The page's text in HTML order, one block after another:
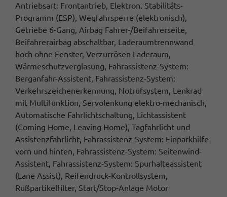
Antriebsart: Frontantrieb, Elektron. Stabilitäts-
Programm (ESP), Wegfahrsperre (elektronisch),
Getriebe 6-Gang, Airbag Fahrer-/Beifahrerseite,
Beifahrerairbag abschaltbar, Laderaumtrennwand
hoch ohne Fenster, Verzurrösen Laderaum,
Wärmeschutzverglasung, Fahrassistenz-System:
Berganfahr-Assistent, Fahrassistenz-System:
Verkehrszeichenerkennung, Notrufsystem, Lenkrad
mit Multifunktion, Servolenkung elektro-mechanisch,
Automatische Fahrlichtschaltung, Lichtassistent
(Coming Home, Leaving Home), Tagfahrlicht und
Assistenzfahrlicht, Fahrassistenz-System: Einparkhilfe
vorn und hinten, Fahrassistenz-System: Seitenwind-
Assistent, Fahrassistenz-System: Spurhalteassistent
(Lane Assist), Reifendruck-Kontrollsystem,
Rußpartikelfilter, Start/Stop-Anlage Motor